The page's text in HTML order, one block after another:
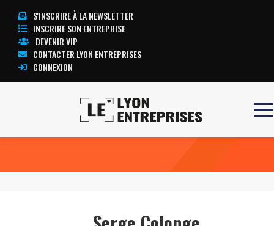
S'INSCRIRE À LA NEWSLETTER
INSCRIRE SON ENTREPRISE
DEVENIR VIP
CONTACTER LYON ENTREPRISES
CONNEXION